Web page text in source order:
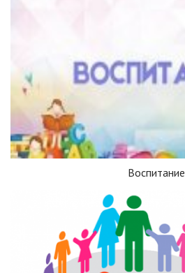
Воспитание